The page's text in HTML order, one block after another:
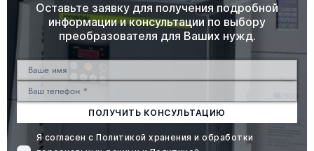
Оставьте заявку для получения подробной
информации и консультации по выбору
преобразователя для Ваших нужд.
ПОЛУЧИТЬ КОНСУЛЬТАЦИЮ
Я согласен сПолитикой хранения и обработки